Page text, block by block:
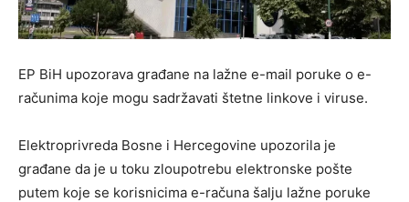
EP BiH upozorava građane na lažne e-mail poruke o e-
računima koje mogu sadržavati štetne linkove i viruse.
Elektroprivreda Bosne i Hercegovine upozorila je
građane da je u toku zloupotrebu elektronske pošte
putem koje se korisnicima e-računa šalju lažne poruke